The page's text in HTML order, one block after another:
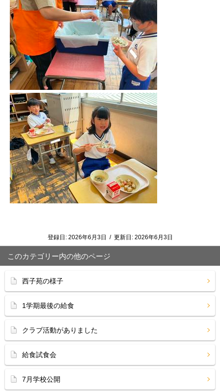
登録日: 2026年6月3日 / 更新日: 2026年6月3日
このカテゴリー内の他のページ
西子苑の様子
1学期最後の給食
クラブ活動がありました
給食試食会
7月学校公開